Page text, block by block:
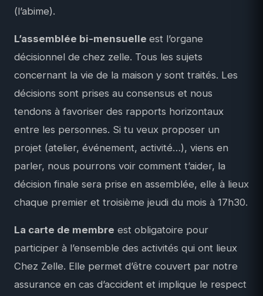
(l’abime).
L’assemblée bi-mensuelle est l’organe
décisionnel de chez zelle. Tous les sujets
concernant la vie de la maison y sont traités. Les
décisions sont prises au consensus et nous
tendons à favoriser des rapports horizontaux
entre les personnes. Si tu veux proposer un
projet (atelier, événement, activité…), viens en
parler, nous pourrons voir comment t’aider, la
décision finale sera prise en assemblée, elle à lieux
chaque premier et troisième jeudi du mois à 17h30.
La carte de membre est obligatoire pour
participer à l’ensemble des activités qui ont lieux
Chez Zelle. Elle permet d’être couvert par notre
assurance en cas d’accident et implique le respect